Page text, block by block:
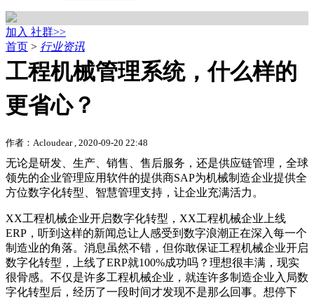
加入 社群>>
首页 > 行业资讯
工程机械管理系统，什么样的
更省心？
作者：Acloudear , 2020-09-20 22:48
无论是研发、生产、销售、售后服务，还是供应链管理，全球
领先的企业管理应用软件的提供商SAP为机械制造企业提供全
方位数字化转型、智慧管理支持，让企业充满活力。
XX工程机械企业开启数字化转型，XX工程机械企业上线
ERP，听到这样的新闻总让人感受到数字浪潮正在深入每一个
制造业的角落。消息虽然不错，但你敢保证工程机械企业开启
数字化转型，上线了ERP就100%成功吗？理想很丰满，现实
很骨感。不仅是许多工程机械企业，就连许多制造企业入局数
字化转型后，经历了一段时间才发现不是那么回事。想停下